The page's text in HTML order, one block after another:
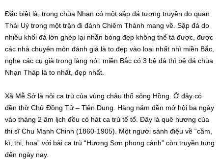
Đặc biệt là, trong chùa Nhạn có một sập đá tương truyền do quan
Thái Uý trong một trận đi đánh Chiêm Thành mang về. Sập đá do
nhiều khối đá lớn ghép lại nhẵn bóng đẹp không thể tả được, được
các nhà chuyên môn đánh giá là to đẹp vào loại nhất nhì miền Bắc,
nghe các cụ già trong làng nói: miền Bắc có 3 bệ đá thì bệ đá chùa
Nhạn Tháp là to nhất, đẹp nhất.
Xã Mễ Sở là nôi ca trù của vùng châu thổ sông Hồng. Ở đây có
đền thờ Chử Đồng Tử – Tiên Dung. Hàng năm đền mở hội ba ngày
vào tháng 2 âm lịch đều có hát ca trù tế tổ. Đây là quê hương của
thi sĩ Chu Mạnh Chinh (1860-1905). Một người sành điệu về “cầm,
kì, thi, họa” với bài ca trù “Hương Sơn phong cảnh” còn truyền tụng
đến ngày nay.